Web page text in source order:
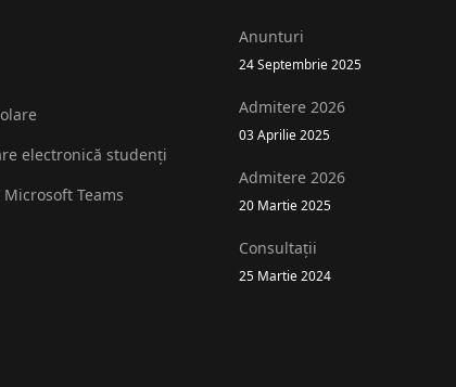
electronică studenți
Teams
Anunturi
24 Septembrie 2025
Admitere 2026
03 Aprilie 2025
Admitere 2026
20 Martie 2025
Consultații
25 Martie 2024